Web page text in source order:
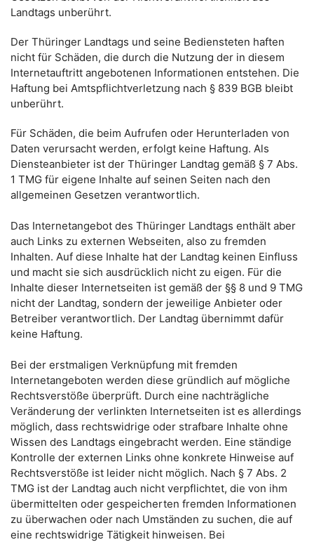
Landtags unberührt.
Der Thüringer Landtags und seine Bediensteten haften
nicht für Schäden, die durch die Nutzung der in diesem
Internetauftritt angebotenen Informationen entstehen. Die
Haftung bei Amtspflichtverletzung nach § 839 BGB bleibt
unberührt.
Für Schäden, die beim Aufrufen oder Herunterladen von
Daten verursacht werden, erfolgt keine Haftung. Als
Diensteanbieter ist der Thüringer Landtag gemäß § 7 Abs.
1 TMG für eigene Inhalte auf seinen Seiten nach den
allgemeinen Gesetzen verantwortlich.
Das Internetangebot des Thüringer Landtags enthält aber
auch Links zu externen Webseiten, also zu fremden
Inhalten. Auf diese Inhalte hat der Landtag keinen Einfluss
und macht sie sich ausdrücklich nicht zu eigen. Für die
Inhalte dieser Internetseiten ist gemäß der §§ 8 und 9 TMG
nicht der Landtag, sondern der jeweilige Anbieter oder
Betreiber verantwortlich. Der Landtag übernimmt dafür
keine Haftung.
Bei der erstmaligen Verknüpfung mit fremden
Internetangeboten werden diese gründlich auf mögliche
Rechtsverstöße überprüft. Durch eine nachträgliche
Veränderung der verlinkten Internetseiten ist es allerdings
möglich, dass rechtswidrige oder strafbare Inhalte ohne
Wissen des Landtags eingebracht werden. Eine ständige
Kontrolle der externen Links ohne konkrete Hinweise auf
Rechtsverstöße ist leider nicht möglich. Nach § 7 Abs. 2
TMG ist der Landtag auch nicht verpflichtet, die von ihm
übermittelten oder gespeicherten fremden Informationen
zu überwachen oder nach Umständen zu suchen, die auf
eine rechtswidrige Tätigkeit hinweisen. Bei